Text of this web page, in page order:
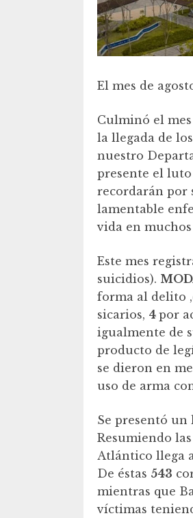
El mes de
Culminó el
la llegada de
nuestro
presente el
recordarán por
lamentable
vida en muchos
Este mes
suicidios).
forma al delito
sicarios, 4 por
igualmente de
producto de
se dieron en
uso de arma
Se presentó
Resumiendo
Atlántico llega
De éstas 543
mientras que
víctimas